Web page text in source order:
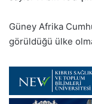
Güney Afrika
görüldüğü ülke